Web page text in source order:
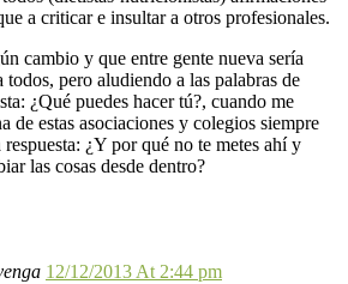
a criticar e insultar a otros profesionales.
cambio y que entre gente nueva sería
pero aludiendo a las palabras de
¿Qué puedes hacer tú?, cuando me
de estas asociaciones y colegios siempre
¿Y por qué no te metes ahí y
las cosas desde dentro?
12/12/2013 At 2:44 pm